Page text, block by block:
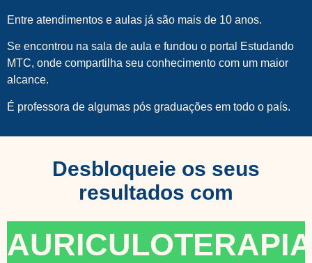
Entre atendimentos e aulas já são mais de 10 anos.
Se encontrou na sala de aula e fundou o portal Estudando
MTC, onde compartilha seu conhecimento com um maior
alcance.
É professora de algumas pós graduações em todo o país.
Desbloqueie os seus
resultados com
AURICULOTERAPIA